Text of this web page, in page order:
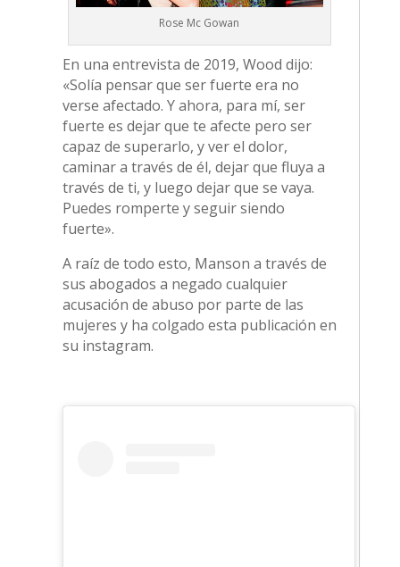
Rose Mc Gowan
En una entrevista de 2019, Wood dijo:
«Solía pensar que ser fuerte era no
verse afectado. Y ahora, para mí, ser
fuerte es dejar que te afecte pero ser
capaz de superarlo, y ver el dolor,
caminar a través de él, dejar que fluya a
través de ti, y luego dejar que se vaya.
Puedes romperte y seguir siendo
fuerte».
A raíz de todo esto, Manson a través de
sus abogados a negado cualquier
acusación de abuso por parte de las
mujeres y ha colgado esta publicación en
su instagram.